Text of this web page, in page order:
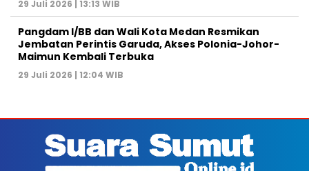
29 Juli 2026 | 13:13 WIB
Pangdam I/BB dan Wali Kota Medan Resmikan
Jembatan Perintis Garuda, Akses Polonia-Johor-
Maimun Kembali Terbuka
29 Juli 2026 | 12:04 WIB